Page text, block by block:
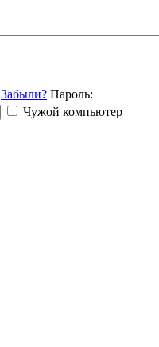
Забыли? Пароль:
Чужой компьютер